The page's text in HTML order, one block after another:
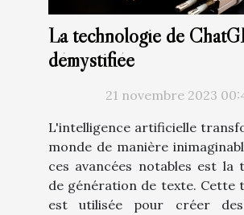
La technologie de
démystifiée
21 novembre 2023
L'intelligence artificielle
monde de manière
ces avancées notables est la
de génération de texte. Cette
est utilisée pour créer des